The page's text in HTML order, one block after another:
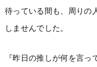
待っている間も、周りの
しませんでした。
『昨日の推しが何を言